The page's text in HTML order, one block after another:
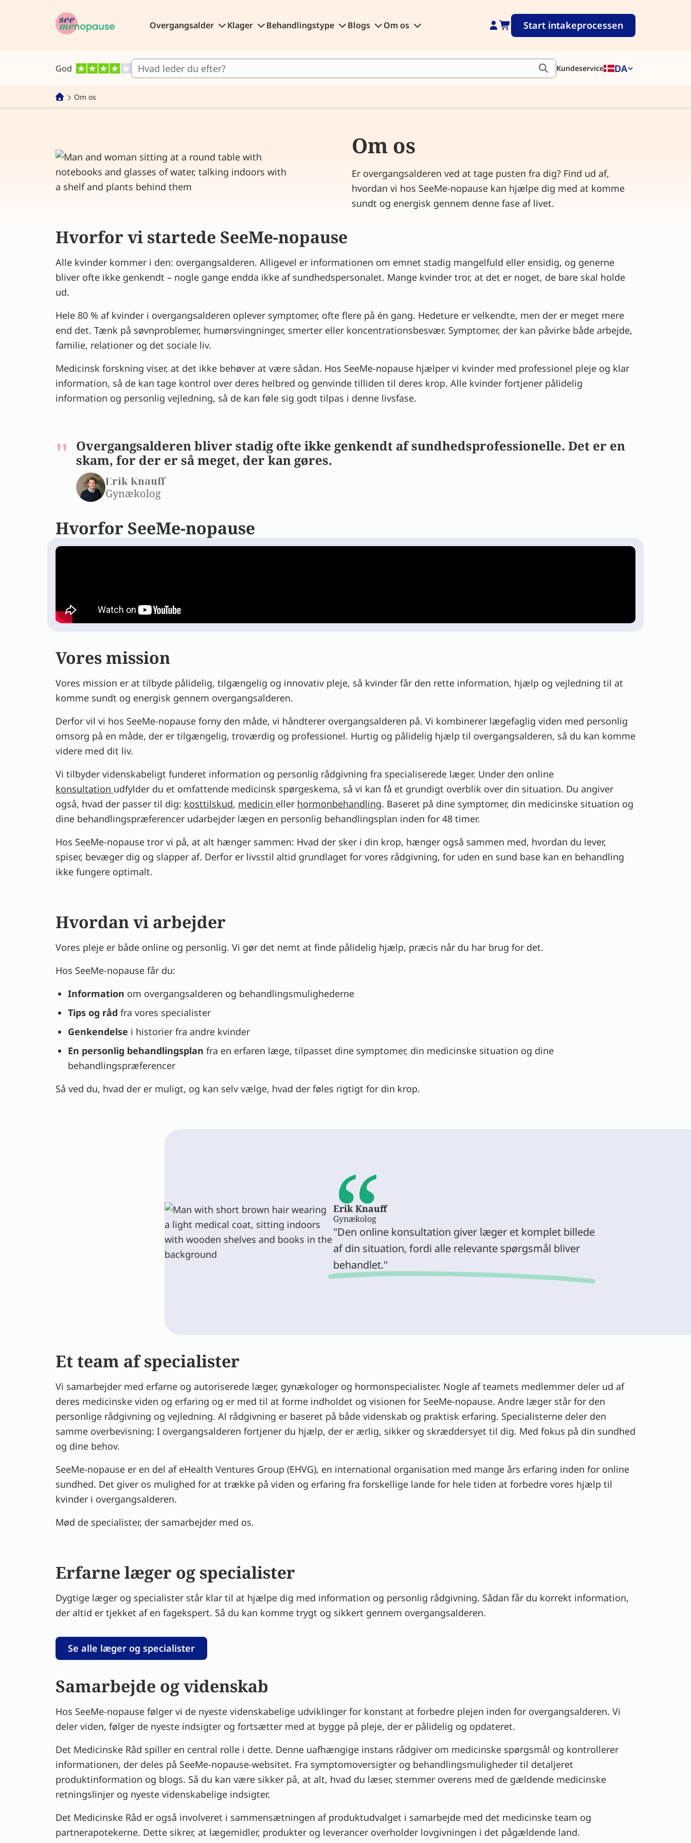
Overgangsalder Klager Behandlingstype Blogs Om os Start intakeprocessen
God Kundeservice DA
Om os
Om os
Er overgangsalderen ved at tage pusten fra dig? Find ud af,
hvordan vi hos SeeMe-nopause kan hjælpe dig med at komme
sundt og energisk gennem denne fase af livet.
Hvorfor vi startede SeeMe-nopause
Alle kvinder kommer i den: overgangsalderen. Alligevel er informationen om emnet stadig mangelfuld eller ensidig, og generne
bliver ofte ikke genkendt – nogle gange endda ikke af sundhedspersonalet. Mange kvinder tror, at det er noget, de bare skal holde
ud.
Hele 80 % af kvinder i overgangsalderen oplever symptomer, ofte flere på én gang. Hedeture er velkendte, men der er meget mere
end det. Tænk på søvnproblemer, humørsvingninger, smerter eller koncentrationsbesvær. Symptomer, der kan påvirke både arbejde,
familie, relationer og det sociale liv.
Medicinsk forskning viser, at det ikke behøver at være sådan. Hos SeeMe-nopause hjælper vi kvinder med professionel pleje og klar
information, så de kan tage kontrol over deres helbred og genvinde tilliden til deres krop. Alle kvinder fortjener pålidelig
information og personlig vejledning, så de kan føle sig godt tilpas i denne livsfase.
Overgangsalderen bliver stadig ofte ikke genkendt af sundhedsprofessionelle. Det er en
skam, for der er så meget, der kan gøres.
Erik Knauff
Gynækolog
Hvorfor SeeMe-nopause
Vores mission
Vores mission er at tilbyde pålidelig, tilgængelig og innovativ pleje, så kvinder får den rette information, hjælp og vejledning til at
komme sundt og energisk gennem overgangsalderen.
Derfor vil vi hos SeeMe-nopause forny den måde, vi håndterer overgangsalderen på. Vi kombinerer lægefaglig viden med personlig
omsorg på en måde, der er tilgængelig, troværdig og professionel. Hurtig og pålidelig hjælp til overgangsalderen, så du kan komme
videre med dit liv.
Vi tilbyder videnskabeligt funderet information og personlig rådgivning fra specialiserede læger. Under den online
konsultation udfylder du et omfattende medicinsk spørgeskema, så vi kan få et grundigt overblik over din situation. Du angiver
også, hvad der passer til dig: kosttilskud, medicin eller hormonbehandling. Baseret på dine symptomer, din medicinske situation og
dine behandlingspræferencer udarbejder lægen en personlig behandlingsplan inden for 48 timer.
Hos SeeMe-nopause tror vi på, at alt hænger sammen: Hvad der sker i din krop, hænger også sammen med, hvordan du lever,
spiser, bevæger dig og slapper af. Derfor er livsstil altid grundlaget for vores rådgivning, for uden en sund base kan en behandling
ikke fungere optimalt.
Hvordan vi arbejder
Vores pleje er både online og personlig. Vi gør det nemt at finde pålidelig hjælp, præcis når du har brug for det.
Hos SeeMe-nopause får du:
Information om overgangsalderen og behandlingsmulighederne
Tips og råd fra vores specialister
Genkendelse i historier fra andre kvinder
En personlig behandlingsplan fra en erfaren læge, tilpasset dine symptomer, din medicinske situation og dine
behandlingspræferencer
Så ved du, hvad der er muligt, og kan selv vælge, hvad der føles rigtigt for din krop.
“
Erik Knauff
Gynækolog
Den online konsultation giver læger et komplet billede
af din situation, fordi alle relevante spørgsmål bliver
behandlet.
Et team af specialister
Vi samarbejder med erfarne og autoriserede læger, gynækologer og hormonspecialister. Nogle af teamets medlemmer deler ud af
deres medicinske viden og erfaring og er med til at forme indholdet og visionen for SeeMe-nopause. Andre læger står for den
personlige rådgivning og vejledning. Al rådgivning er baseret på både videnskab og praktisk erfaring. Specialisterne deler den
samme overbevisning: I overgangsalderen fortjener du hjælp, der er ærlig, sikker og skræddersyet til dig. Med fokus på din sundhed
og dine behov.
SeeMe-nopause er en del af eHealth Ventures Group (EHVG), en international organisation med mange års erfaring inden for online
sundhed. Det giver os mulighed for at trække på viden og erfaring fra forskellige lande for hele tiden at forbedre vores hjælp til
kvinder i overgangsalderen.
Mød de specialister, der samarbejder med os.
Erfarne læger og specialister
Dygtige læger og specialister står klar til at hjælpe dig med information og personlig rådgivning. Sådan får du korrekt information,
der altid er tjekket af en fagekspert. Så du kan komme trygt og sikkert gennem overgangsalderen.
Se alle læger og specialister
Samarbejde og videnskab
Hos SeeMe-nopause følger vi de nyeste videnskabelige udviklinger for konstant at forbedre plejen inden for overgangsalderen. Vi
deler viden, følger de nyeste indsigter og fortsætter med at bygge på pleje, der er pålidelig og opdateret.
Det Medicinske Råd spiller en central rolle i dette. Denne uafhængige instans rådgiver om medicinske spørgsmål og kontrollerer
informationen, der deles på SeeMe-nopause-websitet. Fra symptomoversigter og behandlingsmuligheder til detaljeret
produktinformation og blogs. Så du kan være sikker på, at alt, hvad du læser, stemmer overens med de gældende medicinske
retningslinjer og nyeste videnskabelige indsigter.
Det Medicinske Råd er også involveret i sammensætningen af produktudvalget i samarbejde med det medicinske team og
partnerapotekerne. Dette sikrer, at lægemidler, produkter og leverancer overholder lovgivningen i det pågældende land.